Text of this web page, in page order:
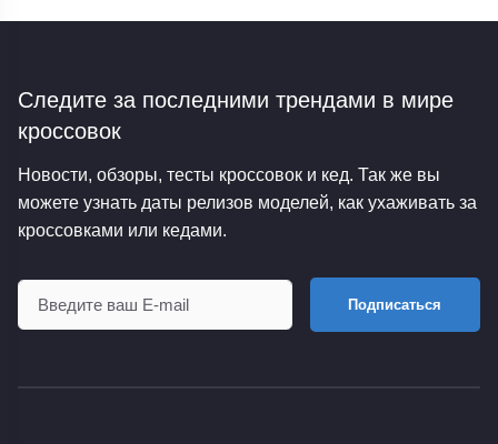
Следите за последними трендами в мире
кроссовок
Новости, обзоры, тесты кроссовок и кед. Так же вы
можете узнать даты релизов моделей, как ухаживать за
кроссовками или кедами.
Подписаться